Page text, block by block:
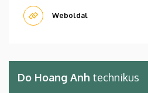
Weboldal
Do Hoang Anh technikus